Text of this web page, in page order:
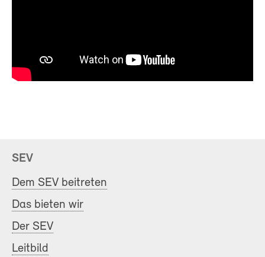
SEV
Dem SEV beitreten
Das bieten wir
Der SEV
Leitbild